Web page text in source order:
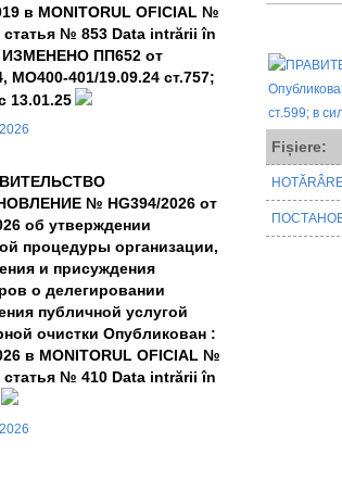
в MONITORUL OFICIAL №
статья № 853 Data intrării în
ИЗМЕНЕНО ПП652 от
MO400-401/19.09.24 ст.757;
13.01.25
№ HG394/2026 от
об утверждении
процедуры организации,
и присуждения
о делегировании
публичной услугой
очистки Опубликован :
в MONITORUL OFICIAL №
статья № 410 Data intrării în
Fișiere: